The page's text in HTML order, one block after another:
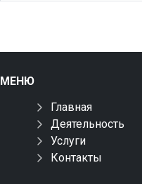
МЕНЮ
Главная
Деятельность
Услуги
Контакты